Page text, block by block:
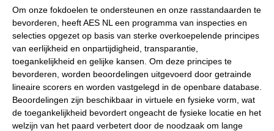
Om onze fokdoelen te ondersteunen en onze rasstandaarden te
bevorderen, heeft AES NL een programma van inspecties en
selecties opgezet op basis van sterke overkoepelende principes
van eerlijkheid en onpartijdigheid, transparantie,
toegankelijkheid en gelijke kansen. Om deze principes te
bevorderen, worden beoordelingen uitgevoerd door getrainde
lineaire scorers en worden vastgelegd in de openbare database.
Beoordelingen zijn beschikbaar in virtuele en fysieke vorm, wat
de toegankelijkheid bevordert ongeacht de fysieke locatie en het
welzijn van het paard verbetert door de noodzaak om lange